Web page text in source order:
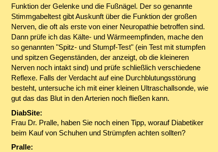
Funktion der Gelenke und die Fußnägel. Der so genannte
Stimmgabeltest gibt Auskunft über die Funktion der großen
Nerven, die oft als erste von einer Neuropathie betroffen sind.
Dann prüfe ich das Kälte- und Wärmeempfinden, mache den
so genannten "Spitz- und Stumpf-Test" (ein Test mit stumpfen
und spitzen Gegenständen, der anzeigt, ob die kleineren
Nerven noch intakt sind) und prüfe schließlich verschiedene
Reflexe. Falls der Verdacht auf eine Durchblutungsstörung
besteht, untersuche ich mit einer kleinen Ultraschallsonde, wie
gut das das Blut in den Arterien noch fließen kann.
DiabSite:
Frau Dr. Pralle, haben Sie noch einen Tipp, worauf Diabetiker
beim Kauf von Schuhen und Strümpfen achten sollten?
Pralle: